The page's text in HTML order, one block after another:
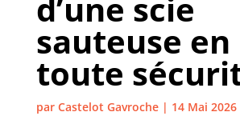
d’une scie
sauteuse en
toute
par Castelot Gavroche| 14 Mai 2026